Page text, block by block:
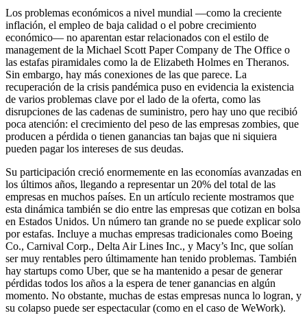
Los problemas económicos a nivel mundial —como la creciente
inflación, el empleo de baja calidad o el pobre crecimiento
económico— no aparentan estar relacionados con el estilo de
management de la Michael Scott Paper Company de The Office o
las estafas piramidales como la de Elizabeth Holmes en Theranos.
Sin embargo, hay más conexiones de las que parece. La
recuperación de la crisis pandémica puso en evidencia la existencia
de varios problemas clave por el lado de la oferta, como las
disrupciones de las cadenas de suministro, pero hay uno que recibió
poca atención: el crecimiento del peso de las empresas zombies, que
producen a pérdida o tienen ganancias tan bajas que ni siquiera
pueden pagar los intereses de sus deudas.
Su participación creció enormemente en las economías avanzadas en
los últimos años, llegando a representar un 20% del total de las
empresas en muchos países. En un artículo reciente mostramos que
esta dinámica también se dio entre las empresas que cotizan en bolsa
en Estados Unidos. Un número tan grande no se puede explicar solo
por estafas. Incluye a muchas empresas tradicionales como Boeing
Co., Carnival Corp., Delta Air Lines Inc., y Macy’s Inc, que solían
ser muy rentables pero últimamente han tenido problemas. También
hay startups como Uber, que se ha mantenido a pesar de generar
pérdidas todos los años a la espera de tener ganancias en algún
momento. No obstante, muchas de estas empresas nunca lo logran, y
su colapso puede ser espectacular (como en el caso de WeWork).